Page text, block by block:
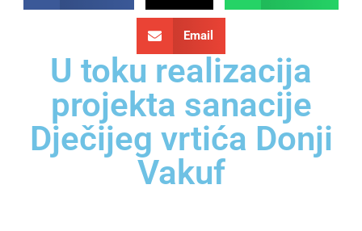
Email
U toku realizacija
projekta sanacije
Dječijeg vrtića Donji
Vakuf